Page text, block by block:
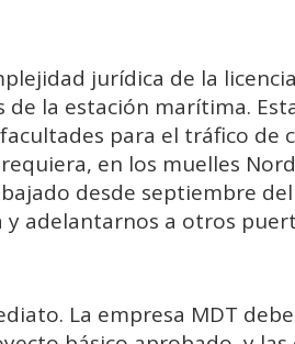
jurídica de la
de la estación marítima.
para el tráfico de
en los muelles
desde septiembre
adelantarnos a otros
La empresa MDT